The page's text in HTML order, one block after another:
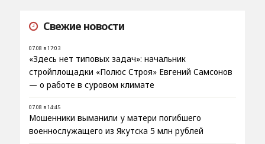
Свежие новости
07.08 в 17:03
«Здесь нет типовых задач»: начальник
стройплощадки «Полюс Строя» Евгений Самсонов
— о работе в суровом климате
07.08 в 14:45
Мошенники выманили у матери погибшего
военнослужащего из Якутска 5 млн рублей